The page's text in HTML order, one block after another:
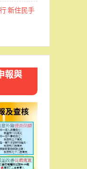
新住民手
報與